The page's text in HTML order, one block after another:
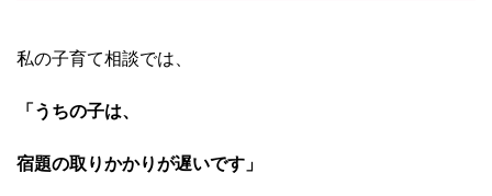
私の子育て相談では、
「うちの子は、
宿題の取りかかりが遅いです」